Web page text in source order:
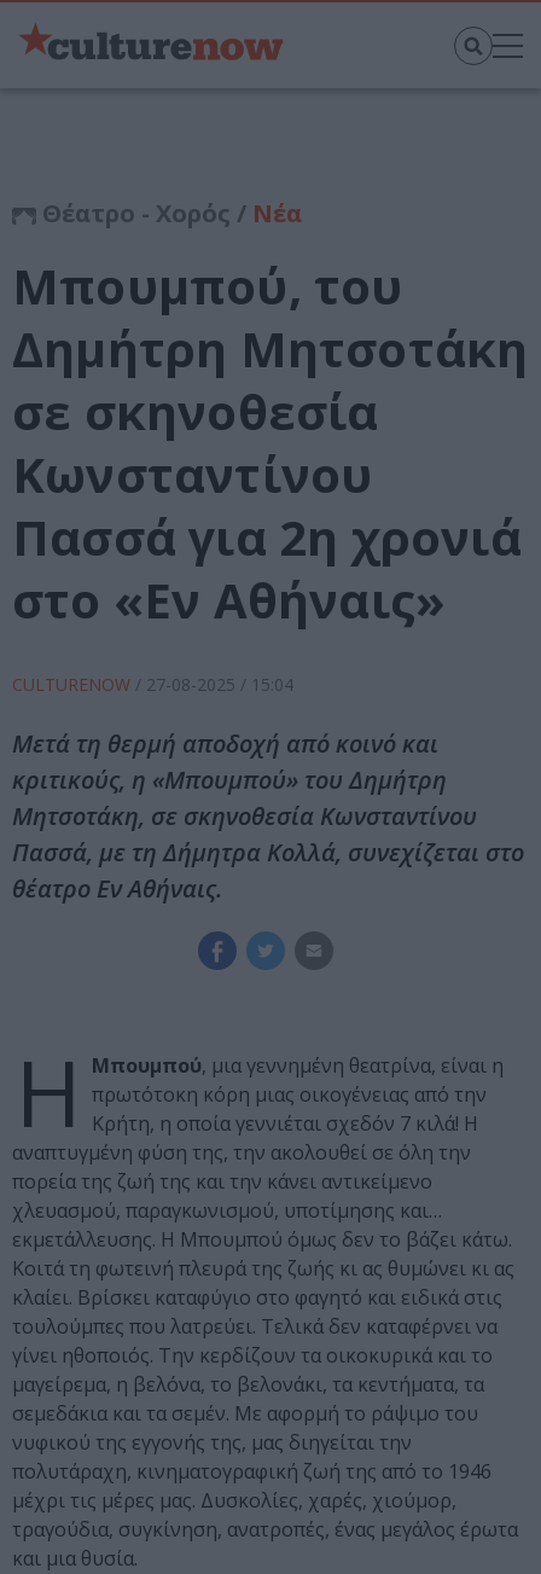
Θέατρο - Χορός / Νέα
Μπουμπού, του
Δημήτρη Μητσοτάκη
σε σκηνοθεσία
Κωνσταντίνου
Πασσά για 2η χρονιά
στο «Εν Αθήναις»
CULTURENOW / 27-08-2025 / 15:04
Μετά τη θερμή αποδοχή από κοινό και
κριτικούς, η «Μπουμπού» του Δημήτρη
Μητσοτάκη, σε σκηνοθεσία Κωνσταντίνου
Πασσά, με τη Δήμητρα Κολλά, συνεχίζεται στο
θέατρο Εν Αθήναις.
Η Μπουμπού, μια γεννημένη θεατρίνα, είναι η
πρωτότοκη κόρη μιας οικογένειας από την
Κρήτη, η οποία γεννιέται σχεδόν 7 κιλά! Η
αναπτυγμένη φύση της, την ακολουθεί σε όλη την
πορεία της ζωή της και την κάνει αντικείμενο
χλευασμού, παραγκωνισμού, υποτίμησης και…
εκμετάλλευσης. Η Μπουμπού όμως δεν το βάζει κάτω.
Κοιτά τη φωτεινή πλευρά της ζωής κι ας θυμώνει κι ας
κλαίει. Βρίσκει καταφύγιο στο φαγητό και ειδικά στις
τουλούμπες που λατρεύει. Τελικά δεν καταφέρνει να
γίνει ηθοποιός. Την κερδίζουν τα οικοκυρικά και το
μαγείρεμα, η βελόνα, το βελονάκι, τα κεντήματα, τα
σεμεδάκια και τα σεμέν. Με αφορμή το ράψιμο του
νυφικού της εγγονής της, μας διηγείται την
πολυτάραχη, κινηματογραφική ζωή της από το 1946
μέχρι τις μέρες μας. Δυσκολίες, χαρές, χιούμορ,
τραγούδια, συγκίνηση, ανατροπές, ένας μεγάλος έρωτα
και μια θυσία.